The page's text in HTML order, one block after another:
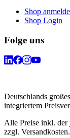
Shop
Shop Login
Folge uns
Deutschlands
integriertem
Alle Preise inkl. der
zzgl.